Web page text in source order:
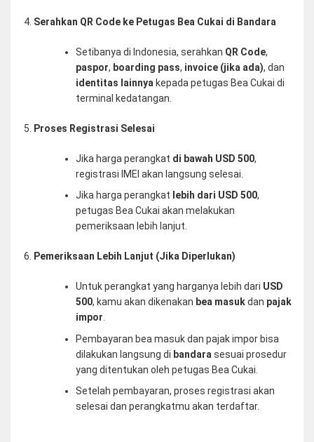
Serahkan QR Code ke Petugas Bea Cukai di Bandara
Setibanya di Indonesia, serahkan QR Code,
paspor, boarding pass, invoice (jika ada), dan
identitas lainnya kepada petugas Bea Cukai di
terminal kedatangan.
Proses Registrasi Selesai
Jika harga perangkat di bawah USD 500,
registrasi IMEI akan langsung selesai.
Jika harga perangkat lebih dari USD 500,
petugas Bea Cukai akan melakukan
pemeriksaan lebih lanjut.
Pemeriksaan Lebih Lanjut (Jika Diperlukan)
Untuk perangkat yang harganya lebih dari USD
500, kamu akan dikenakan bea masukdan pajak
impor.
Pembayaran bea masuk dan pajak impor bisa
dilakukan langsung di bandara sesuai prosedur
yang ditentukan oleh petugas Bea Cukai.
Setelah pembayaran, proses registrasi akan
selesai dan perangkatmu akan terdaftar.